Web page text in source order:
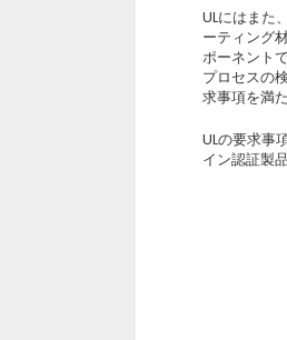
ULにはまた
ーティング
ポーネント
プロセスの
求事項を満
ULの要求事
イン認証製